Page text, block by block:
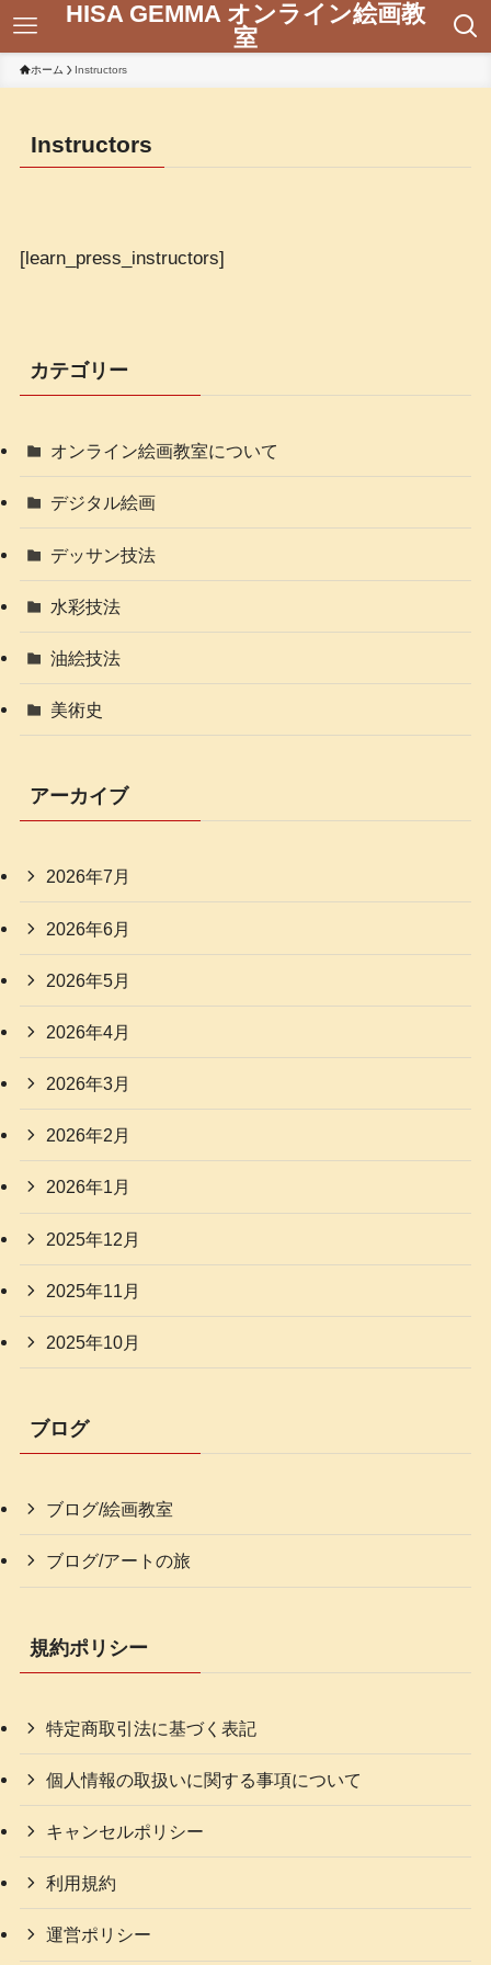
HISA GEMMA オンライン絵画教
室
ホーム Instructors
Instructors
[learn_press_instructors]
カテゴリー
オンライン絵画教室について
デジタル絵画
デッサン技法
水彩技法
油絵技法
美術史
アーカイブ
2026年7月
2026年6月
2026年5月
2026年4月
2026年3月
2026年2月
2026年1月
2025年12月
2025年11月
2025年10月
ブログ
ブログ/絵画教室
ブログ/アートの旅
規約ポリシー
特定商取引法に基づく表記
個人情報の取扱いに関する事項について
キャンセルポリシー
利用規約
運営ポリシー